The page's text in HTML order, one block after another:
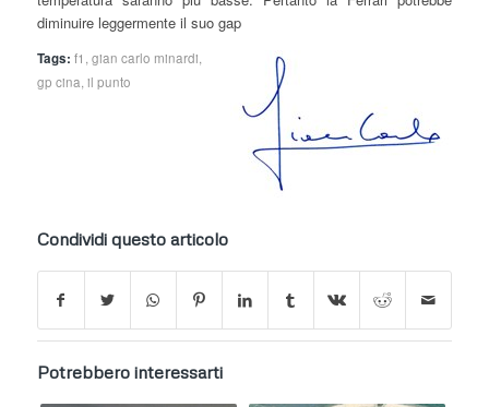
diminuire leggermente il suo gap
Tags: f1 gian carlo minardi
gp cina il punto
Condividi questo articolo
Potrebbero interessarti